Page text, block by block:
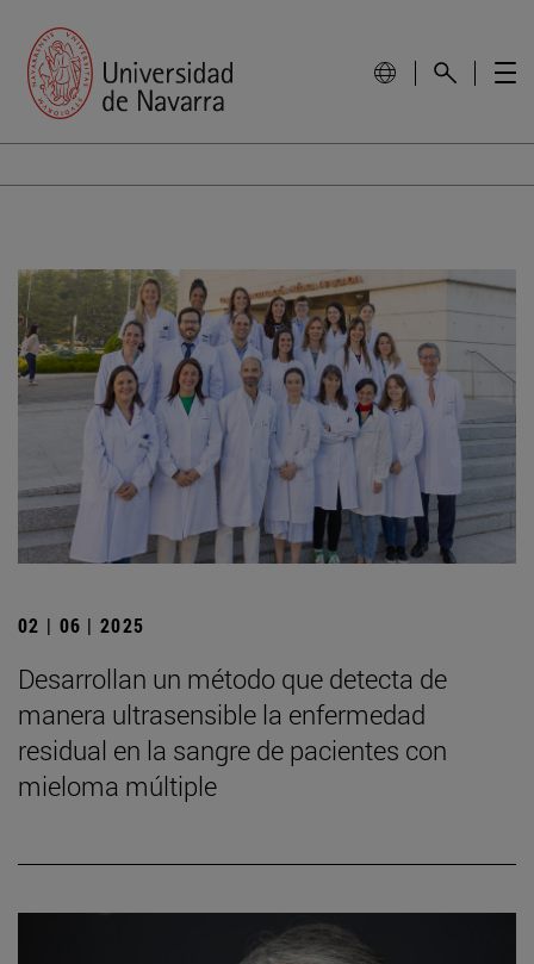
02 | 06 | 2025
Desarrollan un método que detecta de
manera ultrasensible la enfermedad
residual en la sangre de pacientes con
mieloma múltiple